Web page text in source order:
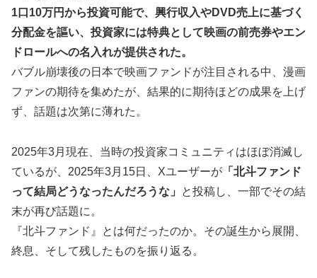
1口10万円から投資可能で、興行収入やDVD売上に基づく
分配金を謳い、投資家には特典として映画の前売券やエン
ドロールへの名入れが提供された。
バブル崩壊後の日本で映画ファンドが注目される中、漫画
ファンの期待を集めたが、結果的に期待ほどの成果を上げ
ず、話題は次第に薄れた。
2025年3月現在、当時の投資家コミュニティはほぼ消滅し
ているが、2025年3月15日、Xユーザーが 「北斗ファンド
って結局どうなったんだろうな」
と投稿し、一部でその結
末が再び話題に。
『北斗ファンド』とは何だったのか。その誕生から展開、
終息、そして残したものを振り返る。